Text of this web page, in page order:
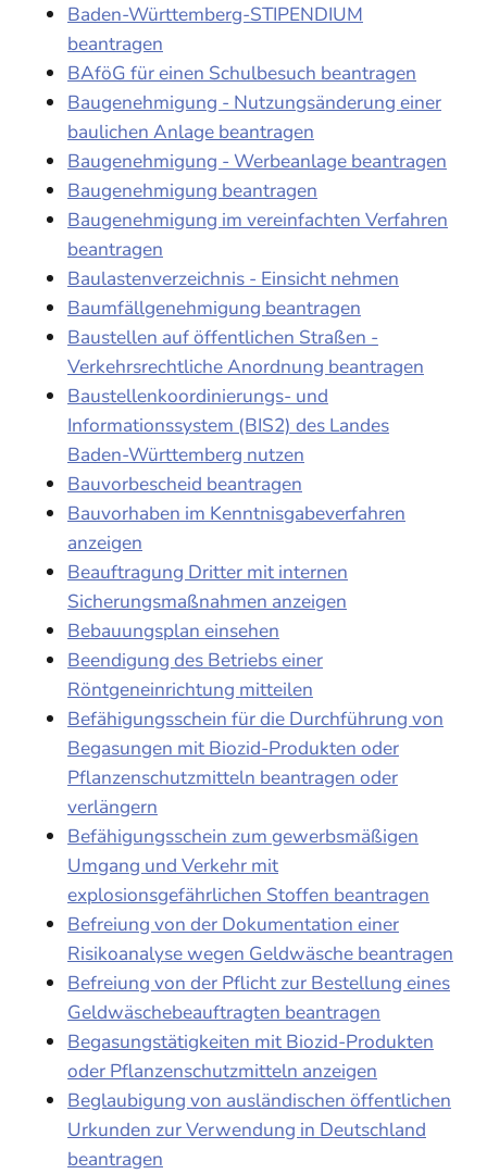
Baden-Württemberg-STIPENDIUM
beantragen
BAföG für einen Schulbesuch beantragen
Baugenehmigung - Nutzungsänderung einer
baulichen Anlage beantragen
Baugenehmigung - Werbeanlage beantragen
Baugenehmigung beantragen
Baugenehmigung im vereinfachten Verfahren
beantragen
Baulastenverzeichnis - Einsicht nehmen
Baumfällgenehmigung beantragen
Baustellen auf öffentlichen Straßen -
Verkehrsrechtliche Anordnung beantragen
Baustellenkoordinierungs- und
Informationssystem (BIS2) des Landes
Baden-Württemberg nutzen
Bauvorbescheid beantragen
Bauvorhaben im Kenntnisgabeverfahren
anzeigen
Beauftragung Dritter mit internen
Sicherungsmaßnahmen anzeigen
Bebauungsplan einsehen
Beendigung des Betriebs einer
Röntgeneinrichtung mitteilen
Befähigungsschein für die Durchführung von
Begasungen mit Biozid-Produkten oder
Pflanzenschutzmitteln beantragen oder
verlängern
Befähigungsschein zum gewerbsmäßigen
Umgang und Verkehr mit
explosionsgefährlichen Stoffen beantragen
Befreiung von der Dokumentation einer
Risikoanalyse wegen Geldwäsche beantragen
Befreiung von der Pflicht zur Bestellung eines
Geldwäschebeauftragten beantragen
Begasungstätigkeiten mit Biozid-Produkten
oder Pflanzenschutzmitteln anzeigen
Beglaubigung von ausländischen öffentlichen
Urkunden zur Verwendung in Deutschland
beantragen